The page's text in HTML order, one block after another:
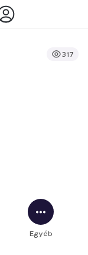
317
Egyéb